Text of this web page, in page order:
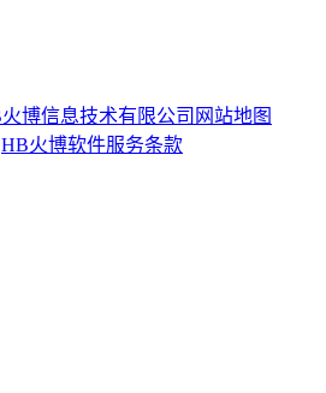
博信息技术有限公司 网站地图
HB火博软件服务条款